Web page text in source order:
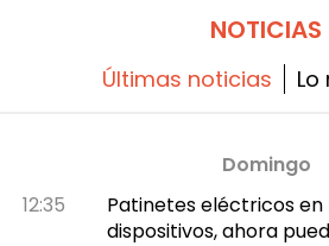
NOTICIAS
Últimas noticias
Domingo
12:35
Patinetes eléctricos en
dispositivos, ahora